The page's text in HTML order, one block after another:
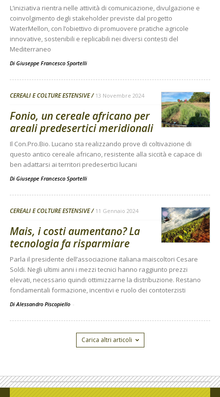
L’iniziativa rientra nelle attività di comunicazione, divulgazione e
coinvolgimento degli stakeholder previste dal progetto
WaterMellon, con l’obiettivo di promuovere pratiche agricole
innovative, sostenibili e replicabili nei diversi contesti del
Mediterraneo
Di Giuseppe Francesco Sportelli
CEREALI E COLTURE ESTENSIVE 13 Novembre 2024
Fonio, un cereale africano per
areali predesertici meridionali
Il Con.Pro.Bio. Lucano sta realizzando prove di coltivazione di
questo antico cereale africano, resistente alla siccità e capace di
ben adattarsi ai territori predesertici lucani
Di Giuseppe Francesco Sportelli
CEREALI E COLTURE ESTENSIVE 11 Gennaio 2024
Mais, i costi aumentano? La
tecnologia fa risparmiare
Parla il presidente dell’associazione italiana maiscoltori Cesare
Soldi. Negli ultimi anni i mezzi tecnici hanno raggiunto prezzi
elevati, necessario quindi ottimizzarne la distribuzione. Restano
fondamentali formazione, incentivi e ruolo dei contoterzisti
Di Alessandro Piscopiello -
Carica altri articoli